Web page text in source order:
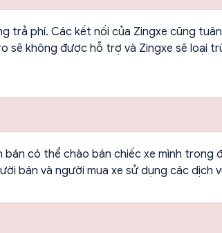
trả phí. Các kết nối của Zingxe cũng
sẽ không được hỗ trợ và Zingxe sẽ loại
có thể chào bán chiếc xe mình trong
bán và người mua xe sử dụng các dịch